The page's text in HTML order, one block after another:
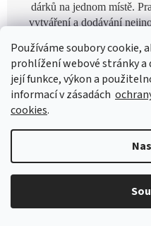
Používáme soubory cookie,
prohlížení webové stránky a
její funkce, výkon a
informací v zásadách
cookies.
dárků na jednom místě.
vytváření a dodávání
svatby,
Naše široká nabídka
pro děti, dekorace do
mnoho jiného. Tímto
i rodinu pohodlně na
nebylo